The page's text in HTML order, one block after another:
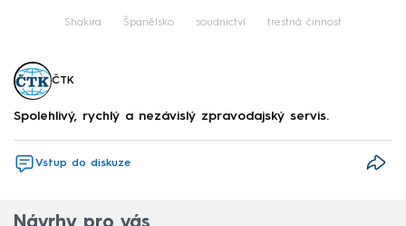
Shakira Španělsko soudnictví trestná činnost
ČTK
Spolehlivý, rychlý a nezávislý zpravodajský servis.
Vstup do diskuze